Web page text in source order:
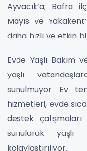
Ayvacık’a; Bafra
Mayıs ve
daha hızlı ve etkin
Evde Yaşlı Bakım
yaşlı
sunulmuyor. Ev
hizmetleri, evde
destek
sunularak yaşlı
kolaylaştırılıyor.